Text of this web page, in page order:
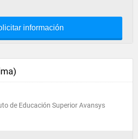
información
de Educación Superior Avansys